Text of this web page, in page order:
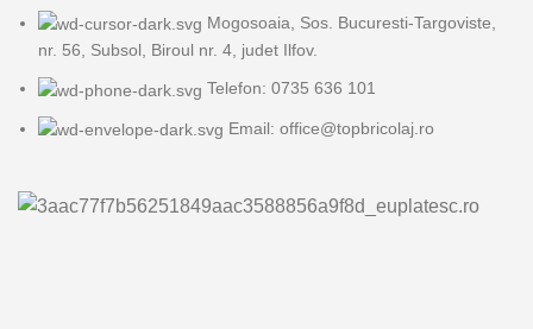
Mogosoaia, Sos. Bucuresti-Targoviste,
nr. 56, Subsol, Biroul nr. 4, judet Ilfov.
Telefon: 0735 636 101
Email: office@topbricolaj.ro